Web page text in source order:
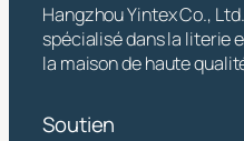
Hangzhou Yintex Co.,
spécialisé dans la literie
la maison de haute
Soutien